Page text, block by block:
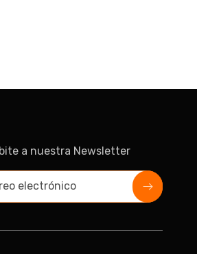
a nuestra Newsletter
electrónico